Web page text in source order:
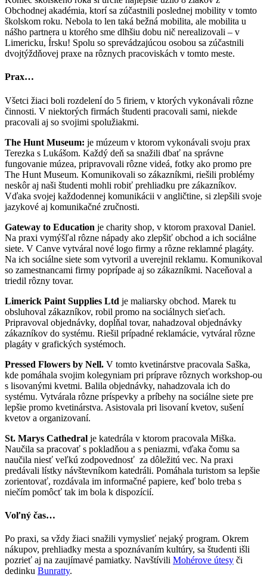
Obchodnej akadémia, ktorí sa zúčastnili poslednej mobility v tomto
školskom roku. Nebola to len taká bežná mobilita, ale mobilita u
nášho partnera u ktorého sme dlhšiu dobu nič nerealizovali – v
Limericku, Írsku! Spolu so sprevádzajúcou osobou sa zúčastnili
dvojtýždňovej praxe na rôznych pracoviskách v tomto meste.
Prax…
Všetci žiaci boli rozdelení do 5 firiem, v ktorých vykonávali rôzne
činnosti. V niektorých firmách študenti pracovali sami, niekde
pracovali aj so svojimi spolužiakmi.
The Hunt Museum: je múzeum v ktorom vykonávali svoju prax
Terezka s Lukášom. Každý deň sa snažili dbať na správne
fungovanie múzea, pripravovali rôzne videá, fotky ako promo pre
The Hunt Museum. Komunikovali so zákazníkmi, riešili problémy
neskôr aj naši študenti mohli robiť prehliadku pre zákazníkov.
Vďaka svojej každodennej komunikácii v angličtine, si zlepšili svoje
jazykové aj komunikačné zručnosti.
Gateway to Education je charity shop, v ktorom praxoval Daniel.
Na praxi vymýšľal rôzne nápady ako zlepšiť obchod a ich sociálne
siete. V Canve vytváral nové logo firmy a rôzne reklamné plagáty.
Na ich sociálne siete som vytvoril a uverejnil reklamu. Komunikoval
so zamestnancami firmy poprípade aj so zákazníkmi. Naceňoval a
triedil rôzny tovar.
Limerick Paint Supplies Ltd je maliarsky obchod. Marek tu
obsluhoval zákazníkov, robil promo na sociálnych sieťach.
Pripravoval objednávky, dopĺňal tovar, nahadzoval objednávky
zákazníkov do systému. Riešil prípadné reklamácie, vytváral rôzne
plagáty v grafických systémoch.
Pressed Flowers by Nell. V tomto kvetinárstve pracovala Saška,
kde pomáhala svojim kolegyniam pri príprave rôznych workshop-ou
s lisovanými kvetmi. Balila objednávky, nahadzovala ich do
systému. Vytvárala rôzne príspevky a príbehy na sociálne siete pre
lepšie promo kvetinárstva. Asistovala pri lisovaní kvetov, sušení
kvetov a organizovaní.
St. Marys Cathedral je katedrála v ktorom pracovala Miška.
Naučila sa pracovať s pokladňou a s peniazmi, vďaka čomu sa
naučila niesť veľkú zodpovednosť za dôležitú vec. Na praxi
predávali lístky návštevníkom katedráli. Pomáhala turistom sa lepšie
zorientovať, rozdávala im informačné papiere, keď bolo treba s
niečím pomôcť tak im bola k dispozícií.
Voľný čas…
Po praxi, sa vždy žiaci snažili vymyslieť nejaký program. Okrem
nákupov, prehliadky mesta a spoznávaním kultúry, sa študenti išli
pozrieť aj na zaujímavé pamiatky. Navštívili Mohérove útesy či
dedinku Bunratty.